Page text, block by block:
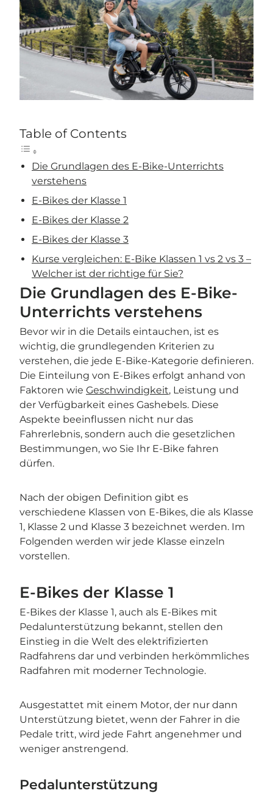
Table of Contents
Die Grundlagen des E-Bike-Unterrichts
verstehens
E-Bikes der Klasse 1
E-Bikes der Klasse 2
E-Bikes der Klasse 3
Kurse vergleichen: E-Bike Klassen 1 vs 2 vs 3 –
Welcher ist der richtige für Sie?
Die Grundlagen des E-Bike-
Unterrichts verstehens
Bevor wir in die Details eintauchen, ist es
wichtig, die grundlegenden Kriterien zu
verstehen, die jede E-Bike-Kategorie definieren.
Die Einteilung von E-Bikes erfolgt anhand von
Faktoren wie Geschwindigkeit, Leistung und
der Verfügbarkeit eines Gashebels. Diese
Aspekte beeinflussen nicht nur das
Fahrerlebnis, sondern auch die gesetzlichen
Bestimmungen, wo Sie Ihr E-Bike fahren
dürfen.
Nach der obigen Definition gibt es
verschiedene Klassen von E-Bikes, die als Klasse
1, Klasse 2 und Klasse 3 bezeichnet werden. Im
Folgenden werden wir jede Klasse einzeln
vorstellen.
E-Bikes der Klasse 1
E-Bikes der Klasse 1, auch als E-Bikes mit
Pedalunterstützung bekannt, stellen den
Einstieg in die Welt des elektrifizierten
Radfahrens dar und verbinden herkömmliches
Radfahren mit moderner Technologie.
Ausgestattet mit einem Motor, der nur dann
Unterstützung bietet, wenn der Fahrer in die
Pedale tritt, wird jede Fahrt angenehmer und
weniger anstrengend.
Pedalunterstützung